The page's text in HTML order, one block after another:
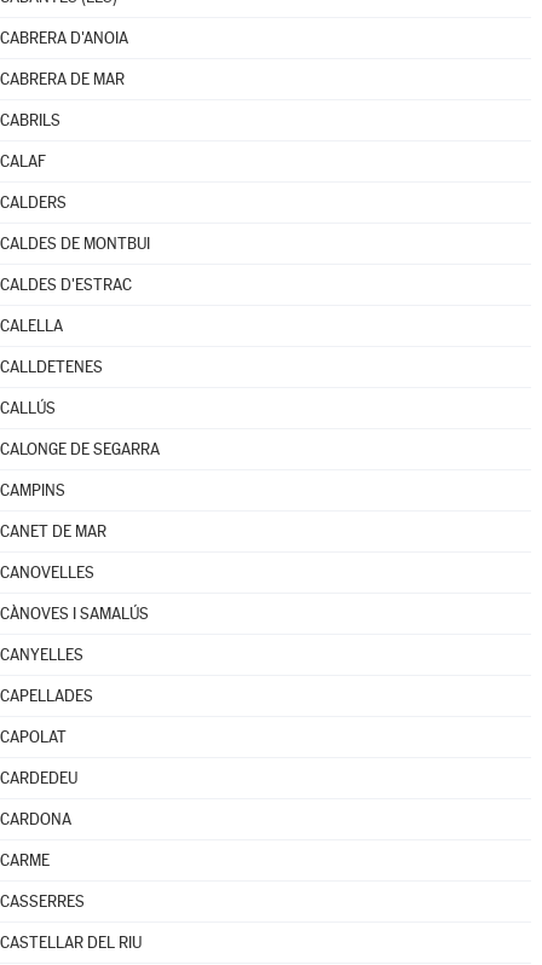
CABRERA D'ANOIA
CABRERA DE MAR
CABRILS
CALAF
CALDERS
CALDES DE MONTBUI
CALDES D'ESTRAC
CALELLA
CALLDETENES
CALLÚS
CALONGE DE SEGARRA
CAMPINS
CANET DE MAR
CANOVELLES
CÀNOVES I SAMALÚS
CANYELLES
CAPELLADES
CAPOLAT
CARDEDEU
CARDONA
CARME
CASSERRES
CASTELLAR DEL RIU